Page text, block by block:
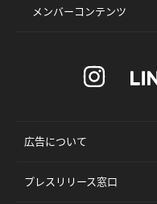
メンバーコンテンツ
広告について
プレスリリース窓口